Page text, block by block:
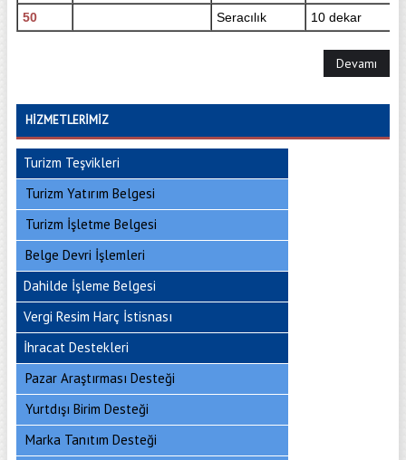
50 Seracılık 10 dekar
Devamı
HIZMETLERIMIZ
Turizm Teşvikleri
Turizm Yatırım Belgesi
Turizm İşletme Belgesi
Belge Devri İşlemleri
Dahilde İşleme Belgesi
Vergi Resim Harç İstisnası
İhracat Destekleri
Pazar Araştırması Desteği
Yurtdışı Birim Desteği
Marka Tanıtım Desteği